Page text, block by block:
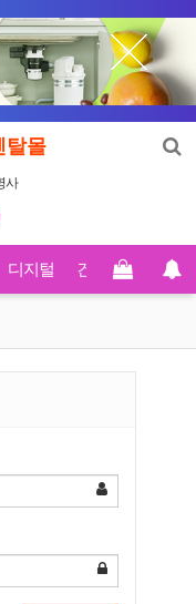
탈몰
사
디지털 건강 Biz렌탈